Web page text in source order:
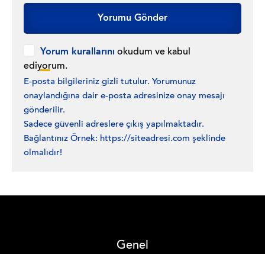
Yorumu Gönder
Yorum kurallarını okudum ve kabul
ediyorum.
E-posta bilgileriniz gizli tutulur. Yorumunuz
onaylandığına dair e-posta adresinize onay mesajı
gönderilir.
Sadece güvenli adreslere çıkış yapılmaktadır.
Bağlantınız Örnek: https://siteadresi.com şeklinde
olmalıdır!
Genel